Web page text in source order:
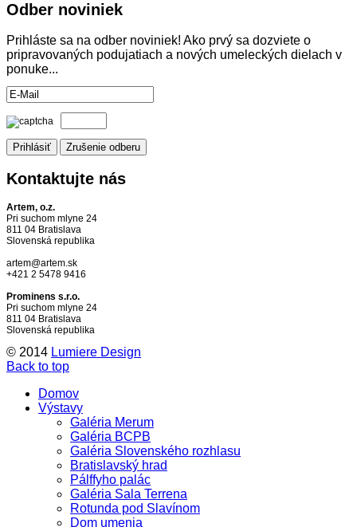
Odber noviniek
Prihláste sa na odber noviniek! Ako prvý sa dozviete o
pripravovaných podujatiach a nových umeleckých dielach v
ponuke...
Kontaktujte nás
Artem, o.z.
Pri suchom mlyne 24
811 04 Bratislava
Slovenská republika
artem@artem.sk
+421 2 5478 9416
Prominens s.r.o.
Pri suchom mlyne 24
811 04 Bratislava
Slovenská republika
© 2014 Lumiere Design
Back to top
Domov
Výstavy
Galéria Merum
Galéria BCPB
Galéria Slovenského rozhlasu
Bratislavský hrad
Pálffyho palác
Galéria Sala Terrena
Rotunda pod Slavínom
Dom umenia